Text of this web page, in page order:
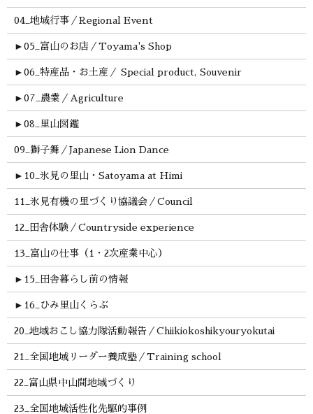
04_地域行事／Regional Event
► 05_富山のお店／Toyama's Shop
► 06_特産品・お土産／ Special product, Souvenir
► 07_農業／Agriculture
► 08_里山図鑑
09_獅子舞／Japanese Lion Dance
► 10_氷見の里山・Satoyama at Himi
11_氷見有機の里づくり協議会／Council
12_田舎体験／Countryside experience
13_富山の仕事（1・2次産業中心）
► 15_田舎暮らし前の情報
► 16_ひみ里山くらぶ
20_地域おこし協力隊活動報告／Chiikiokoshikyouryokutai
21_全国地域リーダー養成塾／Training school
22_富山県中山間地域づくり
23_全国地域活性化先駆的事例